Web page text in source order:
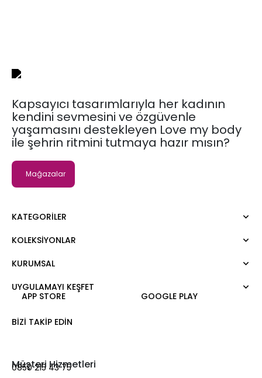
Kapsayıcı tasarımlarıyla her kadının
kendini sevmesini ve özgüvenle
yaşamasını destekleyen Love my body
ile şehrin ritmini tutmaya hazır mısın?
Mağazalar
KATEGORILER
Elbise
Kazak
Tişört
Atlet
Etek
Şort
KOLEKSIYONLAR
Moda Tutkusu
KURUMSAL
Hakkımızda
Kariyer
Mağazalar
UYGULAMAYI KEŞFET
APP STORE
GOOGLE PLAY
BIZI TAKIP EDIN
Müşteri Hizmetleri
0850 215 43 75